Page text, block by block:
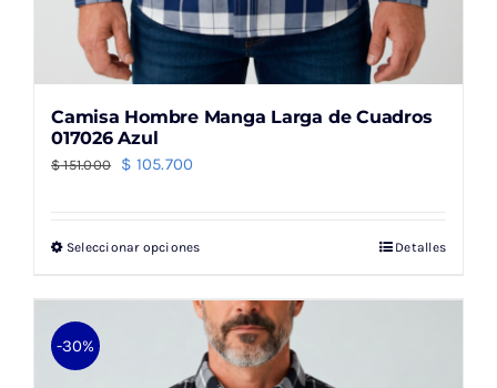
Camisa Hombre Manga Larga de Cuadros
017026 Azul
$151.000
El
era:
$ 105.700
es:
Seleccionar opcionesEste
tiene
múltiples
variantes.
Detalles
-30%